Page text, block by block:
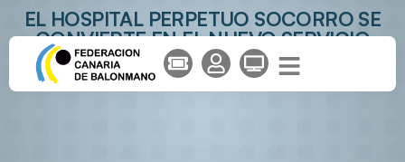
EL HOSPITAL PERPETUO SOCORRO SE
CONVIERTE EN EL NUEVO SERVICIO
MÉDICO OFICIAL DEL ROCASA GRAN
CANARIA